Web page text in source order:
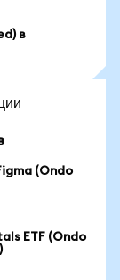
в
(Ondo
ETF (Ondo